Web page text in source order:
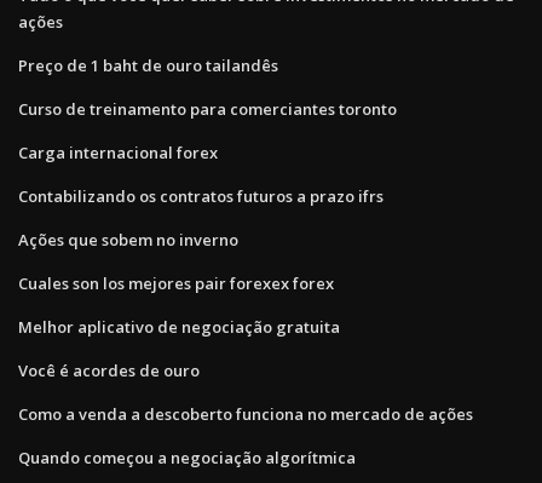
ações
Preço de 1 baht de ouro tailandês
Curso de treinamento para comerciantes toronto
Carga internacional forex
Contabilizando os contratos futuros a prazo ifrs
Ações que sobem no inverno
Cuales son los mejores pair forexex forex
Melhor aplicativo de negociação gratuita
Você é acordes de ouro
Como a venda a descoberto funciona no mercado de ações
Quando começou a negociação algorítmica